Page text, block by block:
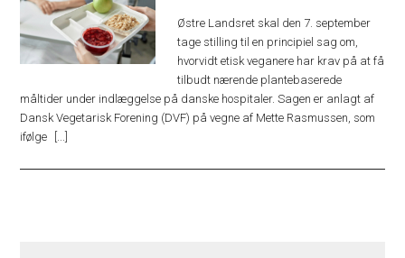
Østre Landsret skal den 7. september
tage stilling til en principiel sag om,
hvorvidt etisk veganere har krav på at få
tilbudt nærende plantebaserede
måltider under indlæggelse på danske hospitaler. Sagen er anlagt af
Dansk Vegetarisk Forening (DVF) på vegne af Mette Rasmussen, som
ifølge